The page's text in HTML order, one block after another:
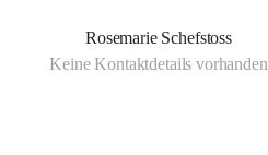
Rosemarie Schefstoss
Keine Kontaktdetails vorhanden